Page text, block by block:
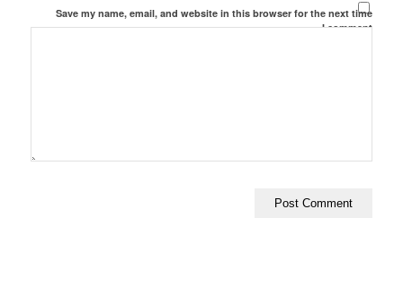
Save my name, email, and website in this browser for the next time
I comment.